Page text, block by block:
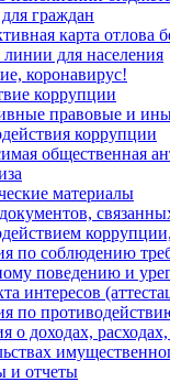
граждан
карта отлова
линии для населения
коронавирус!
коррупции
правовые и
коррупции
общественная
материалы
по соблюдению
поведению и
интересов
по
о доходах,
и отчеты